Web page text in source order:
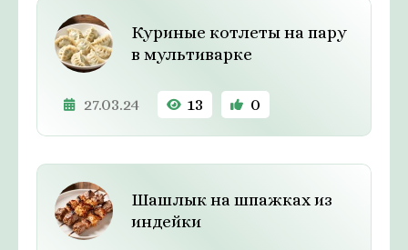
Куриные котлеты на пару
в мультиварке
27.03.24 13 0
Шашлык на шпажках из
индейки